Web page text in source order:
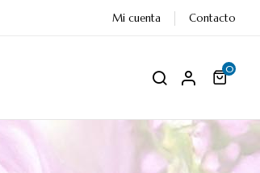
Mi cuenta Contacto
0